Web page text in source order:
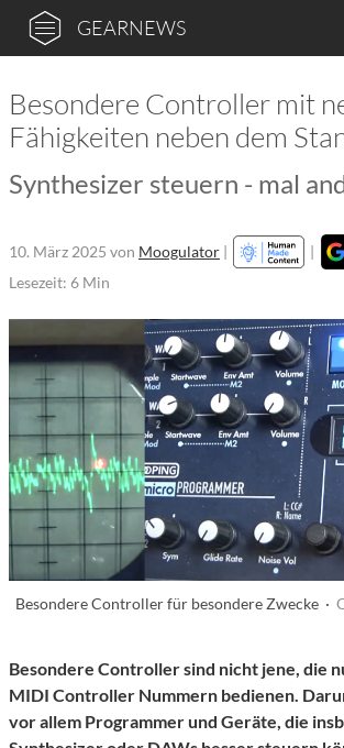
GEARNEWS
Besondere Controller mit
Fähigkeiten neben dem
Synthesizer steuern - mal
10. März 2025 von Moogulator | |
Lesezeit: 6 Min
Besondere Controller für besondere Zwecke ·
Besondere Controller sind nicht jene, die
MIDI Controller Nummern bedienen.
vor allem Programmer und Geräte, die